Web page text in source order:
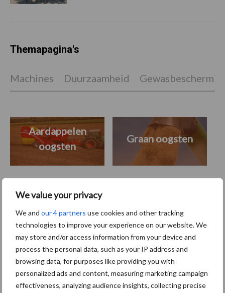
We value your privacy
We and our 4 partners use cookies and other tracking
technologies to improve your experience on our website. We
may store and/or access information from your device and
process the personal data, such as your IP address and
browsing data, for purposes like providing you with
personalized ads and content, measuring marketing campaign
effectiveness, analyzing audience insights, collecting precise
Primaire
Sidebar
Recent nieuws Partner nieuws
6 aug
"Hoge verwachtingen van schijven
voor kouters"
Themapagina's
Machines Duurzaamheid
Aardappelen
oogsten
Graan oogsten
Toon meer